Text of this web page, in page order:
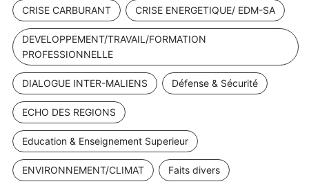
CRISE CARBURANT CRISE ENERGETIQUE/ EDM-SA
DEVELOPPEMENT/TRAVAIL/FORMATION
PROFESSIONNELLE
DIALOGUE INTER-MALIENS Défense & Sécurité
ECHO DES REGIONS
Education & Enseignement Superieur
ENVIRONNEMENT/CLIMAT Faits divers